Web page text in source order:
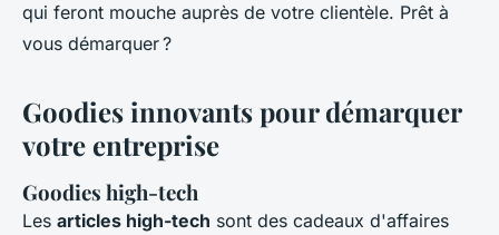
qui feront mouche auprès de votre clientèle. Prêt à
vous démarquer ?
Goodies innovants pour démarquer
votre entreprise
Goodies high-tech
Les articles high-tech sont des cadeaux d'affaires